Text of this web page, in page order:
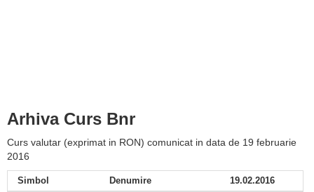
Arhiva Curs Bnr
Curs valutar (exprimat in RON) comunicat in data de 19 februarie
2016
Simbol Denumire
19.02.2016